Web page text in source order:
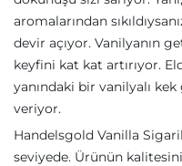
aromalarından
devir açıyor. Vanilyanın
keyfini kat kat artırıyor.
yanındaki bir vanilyalı
veriyor.
Handelsgold Vanilla
seviyede. Ürünün